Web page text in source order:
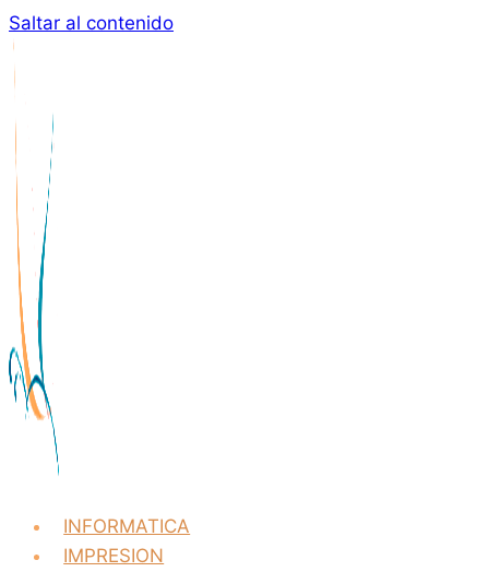
Saltar al contenido
INFORMATICA
IMPRESION